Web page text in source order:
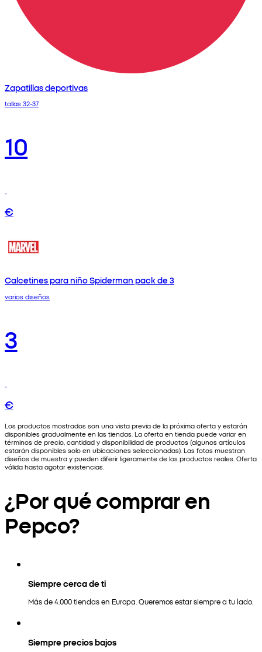
Zapatillas deportivas
tallas 32-37
10
€
Calcetines para niño Spiderman pack de 3
varios diseños
3
€
Los productos mostrados son una vista previa de la próxima oferta y estarán
disponibles gradualmente en las tiendas. La oferta en tienda puede variar en
términos de precio, cantidad y disponibilidad de productos (algunos artículos
estarán disponibles solo en ubicaciones seleccionadas). Las fotos muestran
diseños de muestra y pueden diferir ligeramente de los productos reales. Oferta
válida hasta agotar existencias.
¿Por qué comprar en
Pepco?
Siempre cerca de ti
Más de 4.000 tiendas en Europa. Queremos estar siempre a tu lado.
Siempre precios bajos